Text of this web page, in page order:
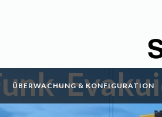
ÜBERWACHUNG & KONFIGURATION